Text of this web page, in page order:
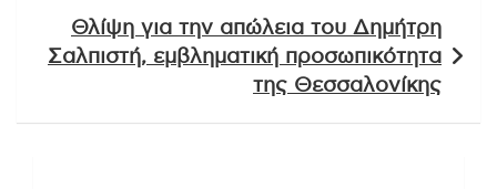
Θλίψη για την απώλεια του Δημήτρη
Σαλπιστή, εμβληματική προσωπικότητα
της Θεσσαλονίκης